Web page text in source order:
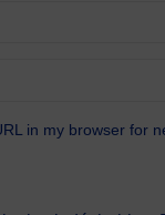
in my browser for